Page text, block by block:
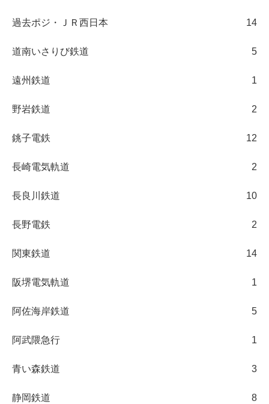
過去ポジ・ＪＲ西日本 14
道南いさりび鉄道 5
遠州鉄道 1
野岩鉄道 2
銚子電鉄 12
長崎電気軌道 2
長良川鉄道 10
長野電鉄 2
関東鉄道 14
阪堺電気軌道 1
阿佐海岸鉄道 5
阿武隈急行 1
青い森鉄道 3
静岡鉄道 8